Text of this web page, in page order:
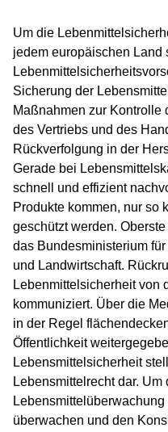
Um die
jedem europäischen Land
Sicherung der
Maßnahmen zur Kontrolle
des Vertriebs und des
Rückverfolgung in der
Gerade bei
schnell und effizient
Produkte kommen, nur so
geschützt werden.
das Bundesministerium
und Landwirtschaft.
Lebenmittelsicherheit von
kommuniziert. Über die
in der Regel
Öffentlichkeit
Lebensmittelsicherheit
Lebensmittelrecht dar. Um
überwachen und den